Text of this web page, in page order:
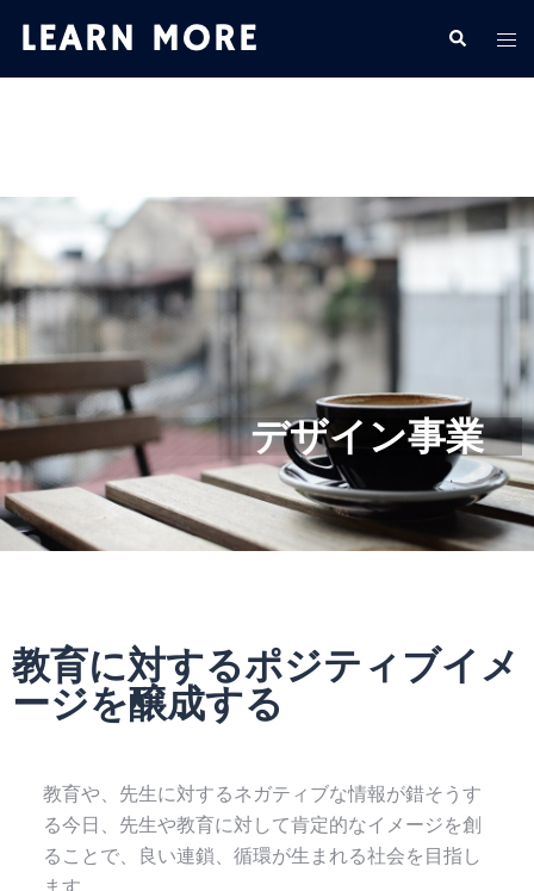
デザイン事業
教育に対するポジティブイメ
ージを醸成する
教育や、先生に対するネガティブな情報が錯そうす
る今日、先生や教育に対して肯定的なイメージを創
ることで、良い連鎖、循環が生まれる社会を目指し